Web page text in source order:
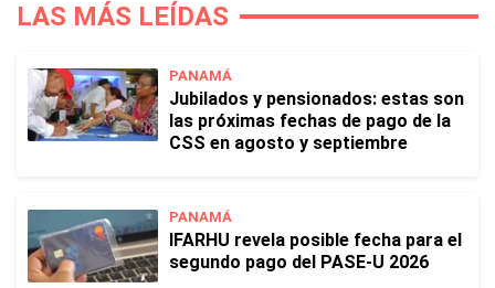
LAS MÁS LEÍDAS
PANAMÁ
Jubilados y pensionados: estas son
las próximas fechas de pago de la
CSS en agosto y septiembre
PANAMÁ
IFARHU revela posible fecha para el
segundo pago del PASE-U 2026